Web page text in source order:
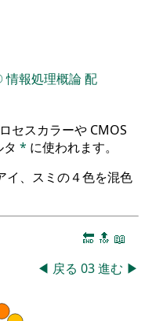
情報処理概論配
セスカラーや CMOS
* に使われます。
イ、スミの４色を混色
🔚 🔝 📖
◀ 戻る 03進む ▶